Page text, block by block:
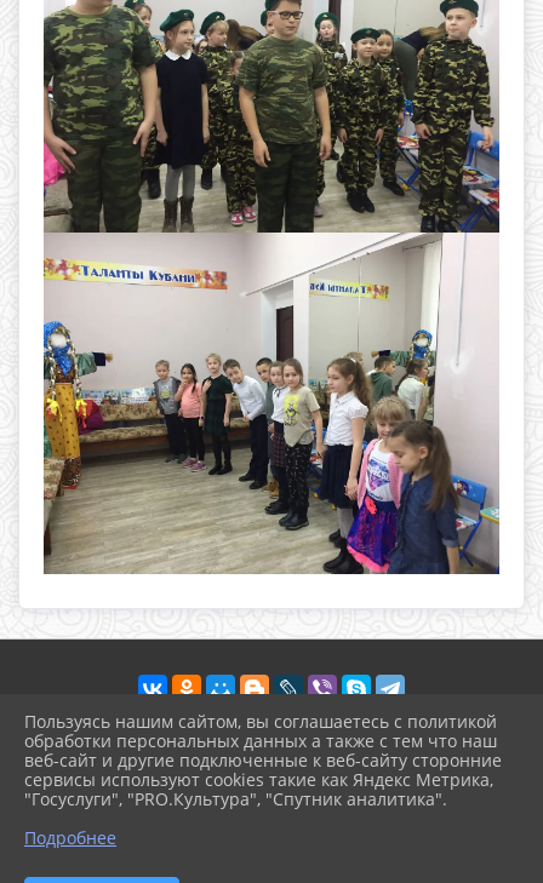
2026 г. dkkab.gelendzhik-kult.ru
Вход
Карта сайта
Политика обработки персональных данных
Сделано на KubCMS
Пользуясь нашим сайтом, вы соглашаетесь с политикой
обработки персональных данных а также с тем что наш
веб-сайт и другие подключенные к веб-сайту сторонние
сервисы используют cookies такие как Яндекс Метрика,
"Госуслуги", "PRO.Культура", "Спутник аналитика".
Подробнее